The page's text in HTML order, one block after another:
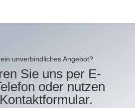
unverbindliches Angebot?
Sie uns per E-
oder nutzen